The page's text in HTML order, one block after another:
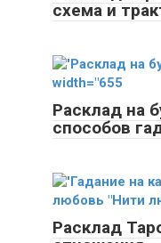
схема и
Расклад на
способов
Расклад